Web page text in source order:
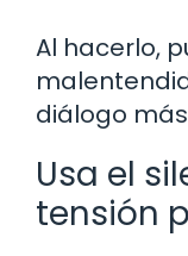
Al hacerlo,
diálogo
Usa el
tensión